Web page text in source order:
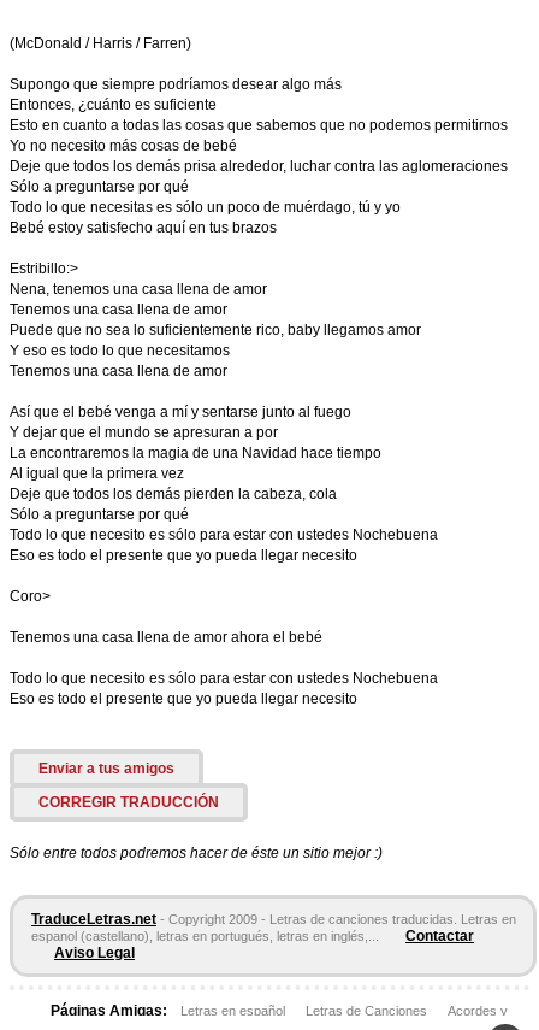
(McDonald / Harris / Farren)
Supongo que siempre podríamos desear algo más
Entonces, ¿cuánto es suficiente
Esto en cuanto a todas las cosas que sabemos que no podemos permitirnos
Yo no necesito más cosas de bebé
Deje que todos los demás prisa alrededor, luchar contra las aglomeraciones
Sólo a preguntarse por qué
Todo lo que necesitas es sólo un poco de muérdago, tú y yo
Bebé estoy satisfecho aquí en tus brazos
Estribillo:>
Nena, tenemos una casa llena de amor
Tenemos una casa llena de amor
Puede que no sea lo suficientemente rico, baby llegamos amor
Y eso es todo lo que necesitamos
Tenemos una casa llena de amor
Así que el bebé venga a mí y sentarse junto al fuego
Y dejar que el mundo se apresuran a por
La encontraremos la magia de una Navidad hace tiempo
Al igual que la primera vez
Deje que todos los demás pierden la cabeza, cola
Sólo a preguntarse por qué
Todo lo que necesito es sólo para estar con ustedes Nochebuena
Eso es todo el presente que yo pueda llegar necesito
Coro>
Tenemos una casa llena de amor ahora el bebé
Todo lo que necesito es sólo para estar con ustedes Nochebuena
Eso es todo el presente que yo pueda llegar necesito
Enviar a tus amigos
CORREGIR TRADUCCIÓN
Sólo entre todos podremos hacer de éste un sitio mejor :)
TraduceLetras.net - Copyright 2009 - Letras de canciones traducidas. Letras en
espanol (castellano), letras en portugués, letras en inglés,...
Contactar
Aviso Legal
Páginas Amigas: Letras en español Letras de Canciones
Acordes y